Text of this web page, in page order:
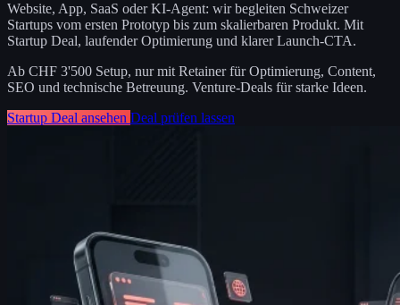
Website, App, SaaS oder KI-Agent: wir begleiten Schweizer
Startups vom ersten Prototyp bis zum skalierbaren Produkt. Mit
Startup Deal, laufender Optimierung und klarer Launch-CTA.
Ab CHF 3'500 Setup, nur mit Retainer für Optimierung, Content,
SEO und technische Betreuung. Venture-Deals für starke Ideen.
Startup Deal ansehen Deal prüfen lassen